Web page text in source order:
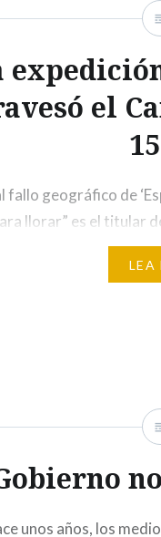
el
fallo geográfico de
llorar” es el titular
el pasado 7 de
explícita al error LEA
unos años, los